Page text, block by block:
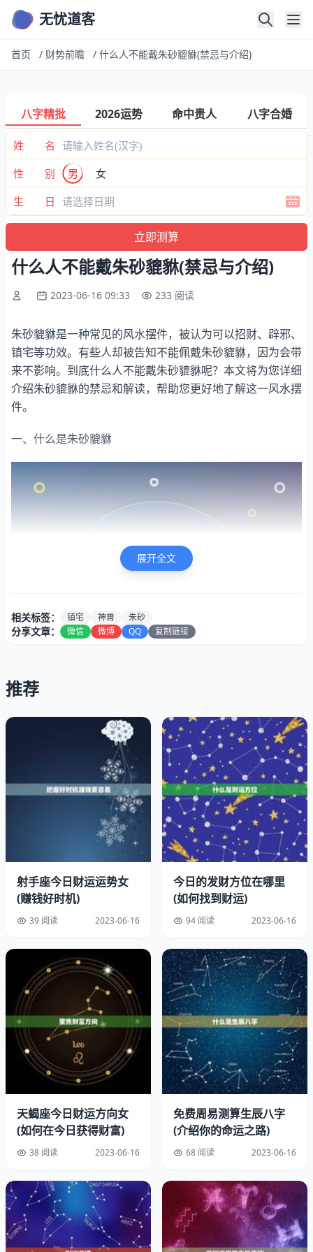
无忧道客
首页 / 财势前瞻 / 什么人不能戴朱砂貔貅(禁忌与介绍)
八字精批 2026运势 命中贵人 八字合婚
姓 名
性 别
男
女
生 日
什么人不能戴朱砂貔貅(禁忌与介绍)
2023-06-16 09:33 233 阅读
朱砂貔貅是一种常见的风水摆件，被认为可以招财、辟邪、
镇宅等功效。有些人却被告知不能佩戴朱砂貔貅，因为会带
来不影响。到底什么人不能戴朱砂貔貅呢？本文将为您详细
介绍朱砂貔貅的禁忌和解读，帮助您更好地了解这一风水摆
件。
一、什么是朱砂貔貅
朱砂貔貅是一种传统的风水摆件，通常由朱砂制成，形状为
貔貅，是一种神兽，被认为可以招财、辟邪、镇宅等功效。
朱砂貔貅的制作材料和形状都有一定的讲究，朱砂是一种红
色的矿物质，被认为具有辟邪的作用，而貔貅则是一种神
兽，被认为可以镇宅、招财、辟邪等。
二、朱砂貔貅的禁忌
虽然朱砂貔貅被认为是一种招财、辟邪、镇宅的风水摆件，
有些人却被告知不能佩戴朱砂貔貅，因为会带来不影响。到
展开全文
相关标签： 镇宅 神兽 朱砂
分享文章： 微信 微博 QQ 复制链接
推荐
射手座今日财运运势女
(赚钱好时机)
39 阅读 2023-06-16
今日的发财方位在哪里
(如何找到财运)
94 阅读 2023-06-16
天蝎座今日财运方向女
(如何在今日获得财富)
38 阅读 2023-06-16
免费周易测算生辰八字
(介绍你的命运之路)
68 阅读 2023-06-16